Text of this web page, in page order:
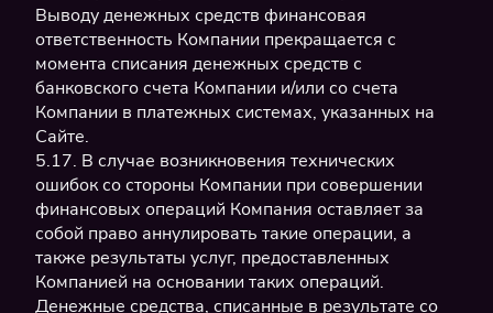
Выводу денежных средств финансовая
ответственность Компании прекращается с
момента списания денежных средств с
банковского счета Компании и/или со счета
Компании в платежных системах, указанных на
Сайте.
5.17. В случае возникновения технических
ошибок со стороны Компании при совершении
финансовых операций Компания оставляет за
собой право аннулировать такие операции, а
также результаты услуг, предоставленных
Компанией на основании таких операций.
Денежные средства, списанные в результате со